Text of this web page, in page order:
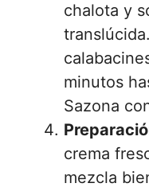
chalota y
minutos
Sazona
crema
mezcla